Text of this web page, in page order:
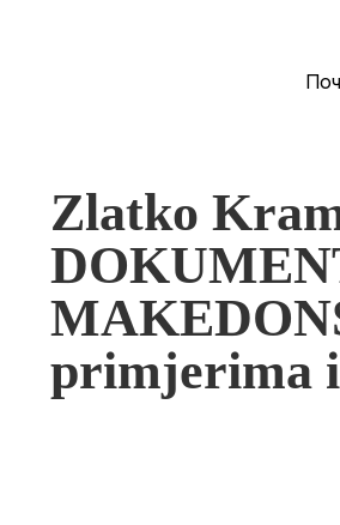
Zlatko
primjerima